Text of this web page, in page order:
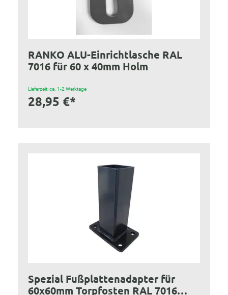
RANKO ALU-Einrichtlasche RAL
7016 für 60 x 40mm Holm
Lieferzeit: ca. 1-2 Werktage
28,95 €*
Spezial Fußplattenadapter für
60x60mm Torpfosten RAL 7016